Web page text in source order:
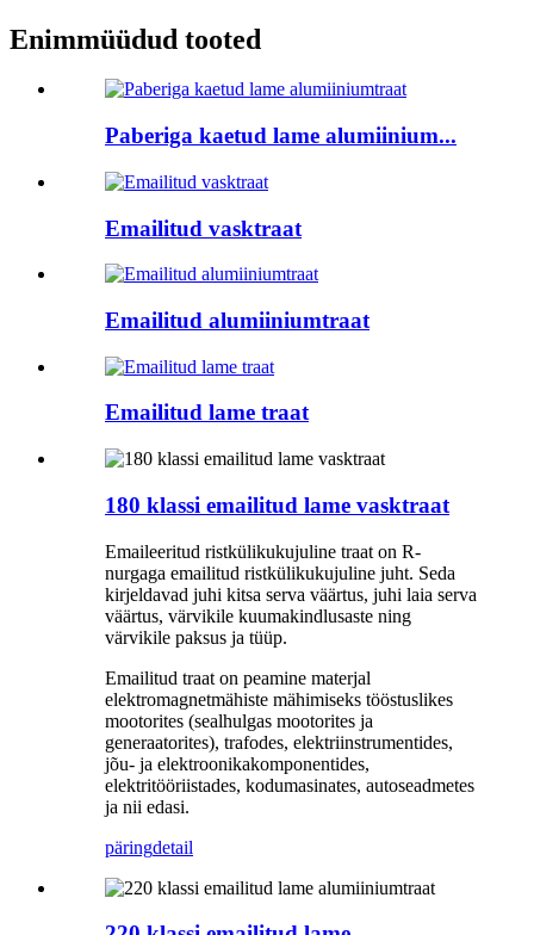
Enimmüüdud tooted
Paberiga kaetud lame alumiinium...
Emailitud vasktraat
Emailitud alumiiniumtraat
Emailitud lame traat
180 klassi emailitud lame vasktraat
Emaileeritud ristkülikukujuline traat on R-
nurgaga emailitud ristkülikukujuline juht. Seda
kirjeldavad juhi kitsa serva väärtus, juhi laia serva
väärtus, värvikile kuumakindlusaste ning
värvikile paksus ja tüüp.
Emailitud traat on peamine materjal
elektromagnetmähiste mähimiseks tööstuslikes
mootorites (sealhulgas mootorites ja
generaatorites), trafodes, elektriinstrumentides,
jõu- ja elektroonikakomponentides,
elektritööriistades, kodumasinates, autoseadmetes
ja nii edasi.
päringdetail